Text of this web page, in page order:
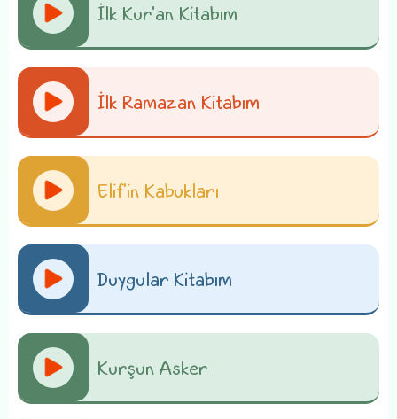
İlk Kur'an Kitabım
İlk Ramazan Kitabım
Elif'in Kabukları
Duygular Kitabım
Kurşun Asker